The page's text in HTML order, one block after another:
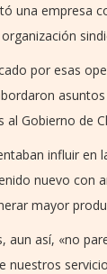
una empresa
por esas
al Gobierno de
influir en
nuevo con
mayor
aun así, «no
nuestros